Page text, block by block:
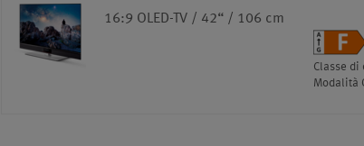
16:9 OLED-TV / 42“ / 106 cm
Classe di
Modalità